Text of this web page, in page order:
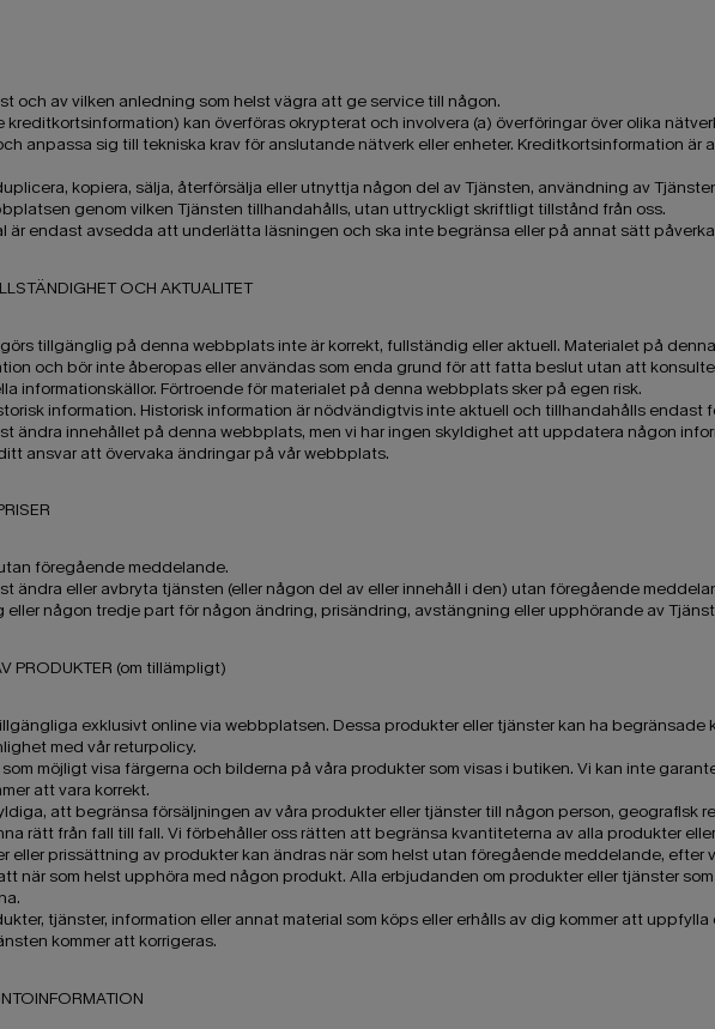
och av vilken anledning som helst vägra att ge service till någon.
kan överföras okrypterat och involvera (a) överföringar över olika
anpassa sig till tekniska krav för anslutande nätverk eller enheter. Kreditkortsinformation är
kopiera, sälja, återförsälja eller utnyttja någon del av Tjänsten, användning av
genom vilken Tjänsten tillhandahålls, utan uttryckligt skriftligt tillstånd från oss.
är endast avsedda att underlätta läsningen och ska inte begränsa eller på annat sätt
OCH AKTUALITET
tillgänglig på denna webbplats inte är korrekt, fullständig eller aktuell. Materialet på
och bör inte åberopas eller användas som enda grund för att fatta beslut utan att
informationskällor. Förtroende för materialet på denna webbplats sker på egen risk.
information. Historisk information är nödvändigtvis inte aktuell och tillhandahålls endast
ändra innehållet på denna webbplats, men vi har ingen skyldighet att uppdatera någon
ansvar att övervaka ändringar på vår webbplats.
föregående meddelande.
ändra eller avbryta tjänsten (eller någon del av eller innehåll i den) utan föregående
någon tredje part för någon ändring, prisändring, avstängning eller upphörande av
PRODUKTER (om tillämpligt)
exklusivt online via webbplatsen. Dessa produkter eller tjänster kan ha begränsade
med vår returpolicy.
möjligt visa färgerna och bilderna på våra produkter som visas i butiken. Vi kan inte
att vara korrekt.
att begränsa försäljningen av våra produkter eller tjänster till någon person, geografisk
rätt från fall till fall. Vi förbehåller oss rätten att begränsa kvantiteterna av alla produkter
eller prissättning av produkter kan ändras när som helst utan föregående meddelande, efter
när som helst upphöra med någon produkt. Alla erbjudanden om produkter eller tjänster
tjänster, information eller annat material som köps eller erhålls av dig kommer att uppfylla
kommer att korrigeras.